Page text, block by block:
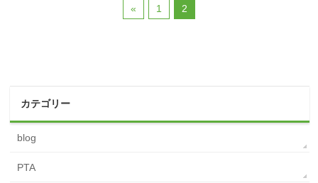
« 1 2
カテゴリー
blog
PTA